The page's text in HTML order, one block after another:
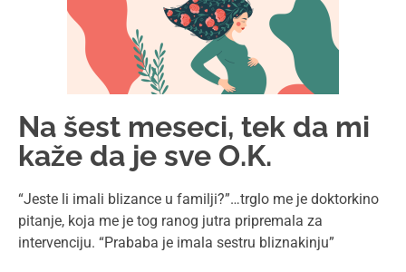
Na šest meseci, tek da mi
kaže da je sve O.K.
“Jeste li imali blizance u familji?”…trglo me je doktorkino
pitanje, koja me je tog ranog jutra pripremala za
intervenciju. “Prababa je imala sestru bliznakinju”